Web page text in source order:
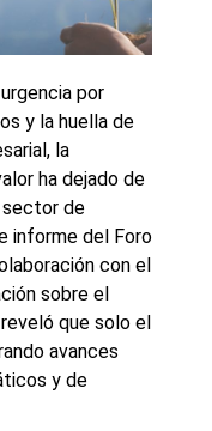
por
y la huella de
la
ha dejado de
sector de
informe del Foro
con el
sobre el
que solo el
avances
y de